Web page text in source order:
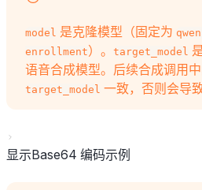
model 是克隆模型（固定为
enrollment）。 target_model
语音合成模型。后续合成调用
target_model 一致，否则会导
显示Base64 编码示例